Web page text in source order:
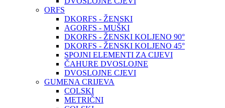
ORFS
DKORFS - ŽENSKI
AGORFS - MUŠKI
DKORFS - ŽENSKI KOLJENO 90°
DKORFS - ŽENSKI KOLJENO 45°
SPOJNI ELEMENTI ZA CIJEVI
ČAHURE DVOSLOJNE
DVOSLOJNE CJEVI
GUMENA CRIJEVA
COLSKI
METRIČNI